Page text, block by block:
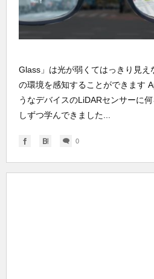
Glass」は光が弱くてはっきり見え
の環境を感知することができます
うなデバイスのLiDARセンサーに
しずつ学んできました...
0